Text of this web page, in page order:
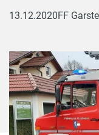
13.12.2020FF